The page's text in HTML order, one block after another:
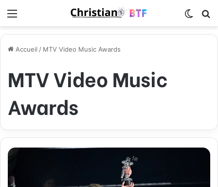
Accueil / MTV Video Music Awards
MTV Video Music
Awards